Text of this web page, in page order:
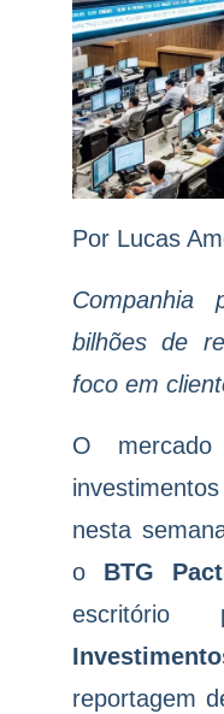
Por Lucas
Companhia
bilhões de
foco em
O
nesta
o BTG
reportagem